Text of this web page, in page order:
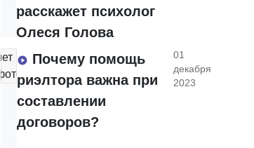
расскажет психолог
Олеся Голова
нет
фото
Почему помощь
риэлтора важна при
составлении
договоров?
01
декабря
2023